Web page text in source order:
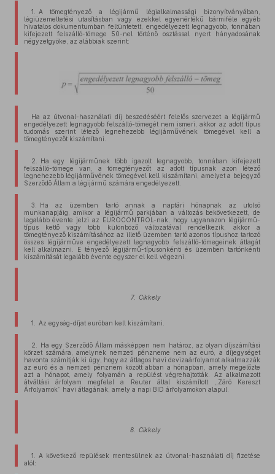
1. A tömegtényező a légijármű légialkalmassági bizonyítványában,
légiüzemeltetési utasításban vagy ezekkel egyenértékű bármiféle egyéb
hivatalos dokumentumban feltüntetett, engedélyezett legnagyobb, tonnában
kifejezett felszálló-tömege 50-nel történő osztással nyert hányadosának
négyzetgyöke, az alábbiak szerint:
Ha az útvonal-használati díj beszedéséért felelős szervezet a légijármű
engedélyezett legnagyobb felszálló-tömegét nem ismeri, akkor az adott típus
tudomás szerint létező legnehezebb légijárművének tömegével kell a
tömegtényezőt kiszámítani.
2. Ha egy légijárműnek több igazolt legnagyobb, tonnában kifejezett
felszálló-tömege van, a tömegtényezőt az adott típusnak azon létező
legnehezebb légijárművének tömegével kell kiszámítani, amelyet a bejegyző
Szerződő Állam a légijármű számára engedélyezett.
3. Ha az üzemben tartó annak a naptári hónapnak az utolsó
munkanapjáig, amikor a légijármű parkjában a változás bekövetkezett, de
legalább évente jelzi az EUROCONTROL-nak, hogy ugyanazon légijármű-
típus kettő vagy több különböző változatával rendelkezik, akkor a
tömegtényező kiszámításához az illető üzemben tartó azonos típushoz tartozó
összes légijárműve engedélyezett legnagyobb felszálló-tömegeinek átlagát
kell alkalmazni. E tényező légijármű-típusonkénti és üzemben tartónkénti
kiszámítását legalább évente egyszer el kell végezni.
7. Cikkely
1. Az egység-díjat euróban kell kiszámítani.
2. Ha egy Szerződő Állam másképpen nem határoz, az olyan díjszámítási
körzet számára, amelynek nemzeti pénzneme nem az euró, a díjegységet
havonta számítják ki úgy, hogy az átlagos havi devizaárfolyamot alkalmazzák
az euró és a nemzeti pénznem között abban a hónapban, amely megelőzte
azt a hónapot, amely folyamán a repülést végrehajtották. Az alkalmazott
átváltási árfolyam megfelel a Reuter által kiszámított „Záró Kereszt
Árfolyamok” havi átlagának, amely a napi BID árfolyamokon alapul.
8. Cikkely
1. A következő repülések mentesülnek az útvonal-használati díj fizetése
alól: